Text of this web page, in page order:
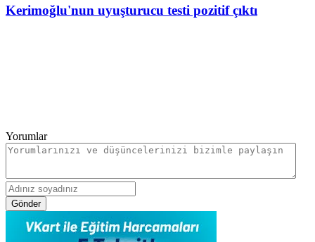
Kerimoğlu'nun uyuşturucu testi pozitif çıktı
Yorumlar
Gönder